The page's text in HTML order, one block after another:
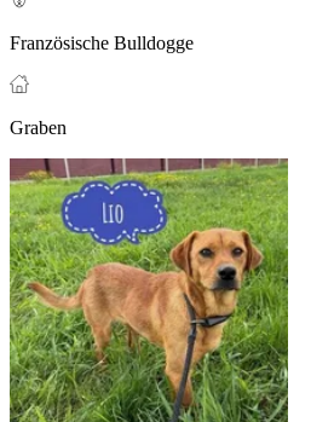
Französische Bulldogge
Graben